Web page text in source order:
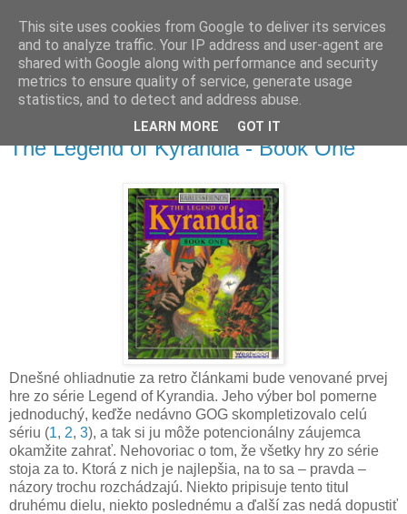
pondelok 14. októbra 2013
The Legend of Kyrandia - Book One
Dnešné ohliadnutie za retro článkami bude venované prvej
hre zo série Legend of Kyrandia. Jeho výber bol pomerne
jednoduchý, keďže nedávno GOG skompletizovalo celú
sériu (1, 2, 3), a tak si ju môže potencionálny záujemca
okamžite zahrať. Nehovoriac o tom, že všetky hry zo série
stoja za to. Ktorá z nich je najlepšia, na to sa – pravda –
názory trochu rozchádzajú. Niekto pripisuje tento titul
druhému dielu, niekto poslednému a ďalší zas nedá dopustiť
This site uses cookies from Google to deliver its services
and to analyze traffic. Your IP address and user-agent are
shared with Google along with performance and security
metrics to ensure quality of service, generate usage
statistics, and to detect and address abuse.
LEARN MORE GOT IT